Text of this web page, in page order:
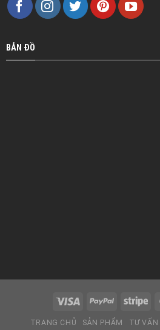
BẢN ĐỒ
TRANG CHỦ SẢN PHẨM TƯ VẤN